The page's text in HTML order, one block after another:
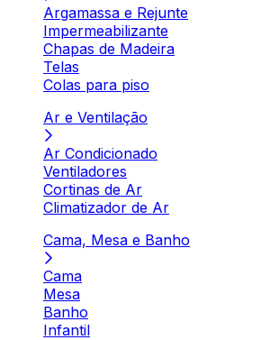
Argamassa e Rejunte
Impermeabilizante
Chapas de Madeira
Telas
Colas para piso
Ar e Ventilação
Ar Condicionado
Ventiladores
Cortinas de Ar
Climatizador de Ar
Cama, Mesa e Banho
Cama
Mesa
Banho
Infantil